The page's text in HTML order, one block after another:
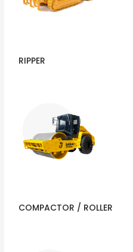
RIPPER
COMPACTOR / ROLLER